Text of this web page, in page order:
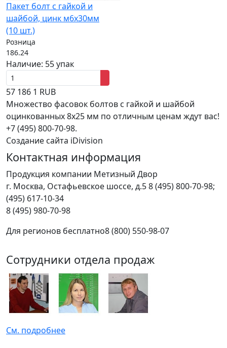
Пакет болт с гайкой и
шайбой, цинк м6х30мм
(10 шт.)
Розница
186.24
Наличие: 55 упак
57 186 1 RUB
Множество фасовок болтов с гайкой и шайбой
оцинкованных 8x25 мм по отличным ценам ждут вас!
+7 (495) 800-70-98.
Создание сайта iDivision
Контактная информация
Продукция компании Метизный Двор
г. Москва, Остафьевское шоссе, д.58 (495) 800-70-98;
(495) 617-10-34
8 (495) 980-70-98
Для регионов бесплатно8 (800) 550-98-07
Сотрудники отдела продаж
См. подробнее